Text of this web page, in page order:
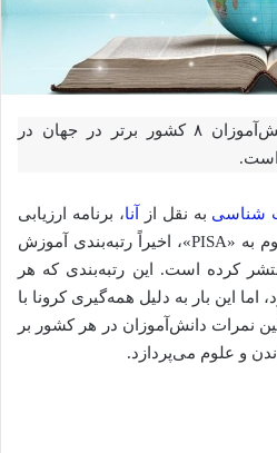
برنامه ارزیابی بین‌المللی دانش‌آموزان ۸ کشور برتر در جهان در
است.
شناسی به نقل از آنا، برنامه ارزیابی
بین‌المللی دانش‌آموزان، موسوم به «PISA»، اخیراً رتبه‌بندی آموزش
کرده است. این رتبه‌بندی که هر
این بار به دلیل همه‌گیری کرونا با
نمرات دانش‌آموزان در هر کشور بر
و علوم می‌پردازد.